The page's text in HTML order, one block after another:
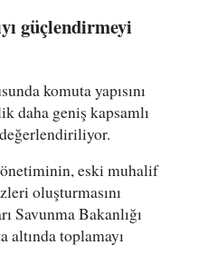
güçlendirmeyi
komuta yapısını
daha geniş kapsamlı
eski muhalif
oluşturmasını
Savunma Bakanlığı
altında toplamayı